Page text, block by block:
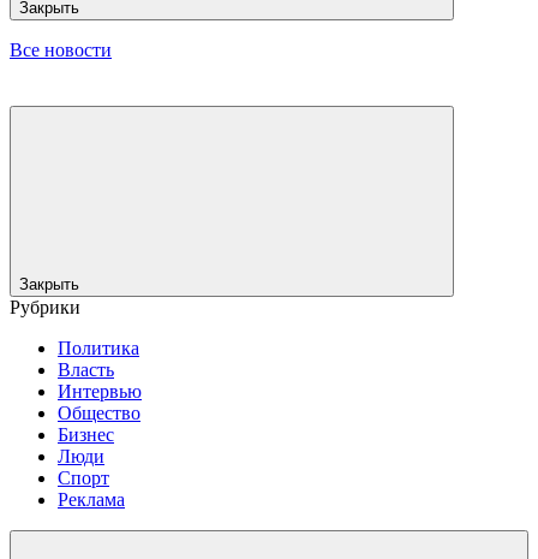
Закрыть
Все новости
Закрыть
Рубрики
Политика
Власть
Интервью
Общество
Бизнес
Люди
Спорт
Реклама